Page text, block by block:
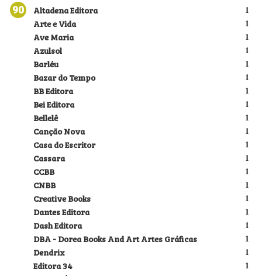
90 1
Altadena Editora
1
Arte e Vida
1
Ave Maria
1
Azulsol
1
Barléu
1
Bazar do Tempo
1
BB Editora
1
Bei Editora
1
Bellelê
1
Canção Nova
1
Casa do Escritor
1
Cassara
1
CCBB
1
CNBB
1
Creative Books
1
Dantes Editora
1
Dash Editora
1
DBA - Dorea Books And Art Artes Gráficas
1
Dendrix
1
Editora 34